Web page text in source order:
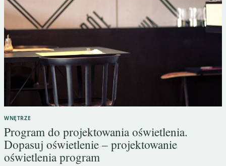
WNĘTRZE
Program do projektowania oświetlenia.
Dopasuj oświetlenie – projektowanie
oświetlenia program